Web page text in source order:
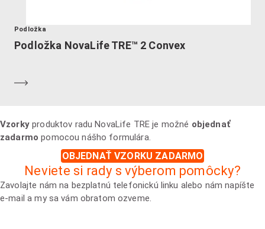
Podložka
Podložka NovaLife TRE™ 2 Convex
Vzorkyproduktov radu NovaLife TRE je možné objednať
zadarmo pomocou nášho formulára.
OBJEDNAŤ VZORKU ZADARMO
Neviete si rady s výberom pomôcky?
Zavolajte nám na bezplatnú telefonickú linku alebo nám napíšte
e-mail a my sa vám obratom ozveme.